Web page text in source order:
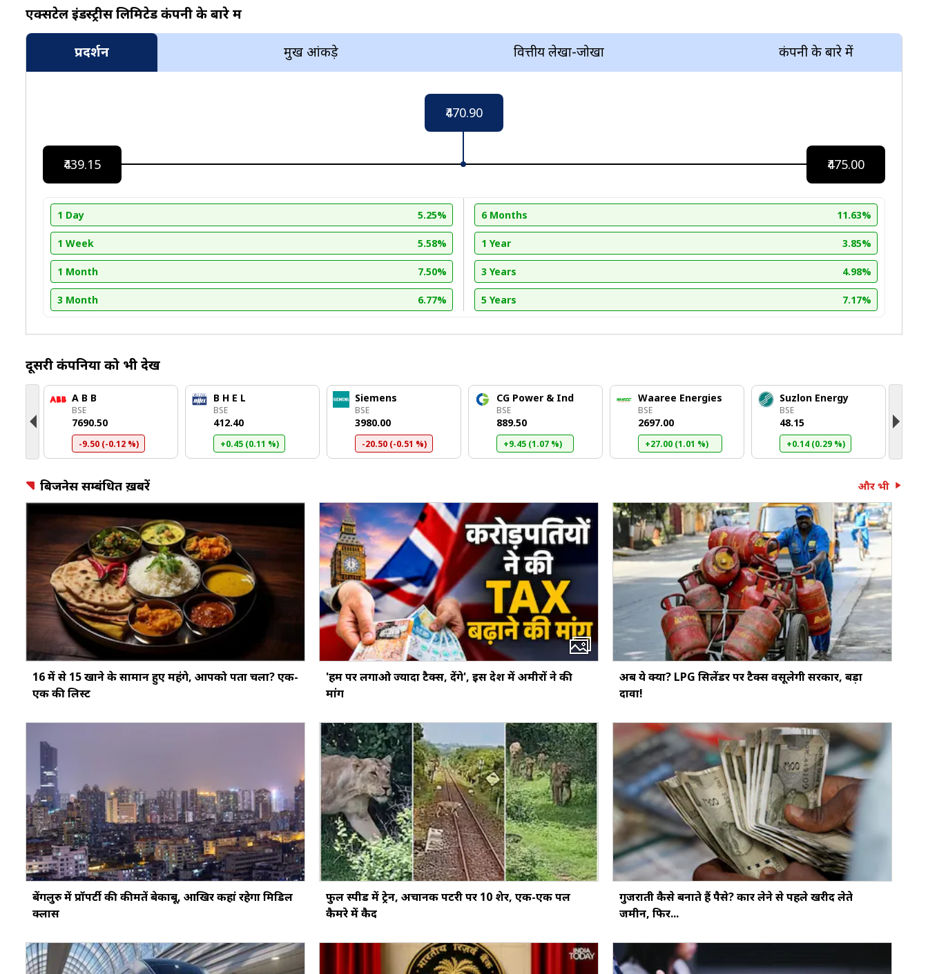
एक्सटेल इंडस्ट्रीस लिमिटेड कंपनी के बारे में
प्रदर्शन प्रमुख आंकड़े वित्तीय लेखा-जोखा कंपनी के बारे में
₹470.90
₹439.15 ₹475.00
1 Day 5.25%
1 Week 5.58%
1 Month 7.50%
3 Month 6.77%
6 Months 11.63%
1 Year 3.85%
3 Years 4.98%
5 Years 7.17%
दूसरी कंपनियों को भी देखें
A B B
BSE
₹7690.50
-9.50 (-0.12 %)
B H E L
BSE
₹412.40
+0.45 (0.11 %)
Siemens
BSE
₹3980.00
-20.50 (-0.51 %)
CG Power & Ind
BSE
₹889.50
+9.45 (1.07 %)
Waaree Energies
BSE
₹2697.00
+27.00 (1.01 %)
Suzlon Energy
BSE
₹48.15
+0.14 (0.29 %)
बिजनेस सम्बंधित ख़बरें
16 में से 15 खाने के सामान हुए महंगे, आपको पता चला? एक-
एक की लिस्ट
'हम पर लगाओ ज्यादा टैक्स, देंगे', इस देश में अमीरों ने की
मांग
अब ये क्या? LPG सिलेंडर पर टैक्स वसूलेगी सरकार, बड़ा
दावा!
बेंगलुरु में प्रॉपर्टी की कीमतें बेकाबू, आखिर कहां रहेगा मिडिल
क्लास
फुल स्पीड में ट्रेन, अचानक पटरी पर 10 शेर, एक-एक पल
कैमरे में कैद
गुजराती कैसे बनाते हैं पैसे? कार लेने से पहले खरीद लेते
जमीन, फिर...
और भी